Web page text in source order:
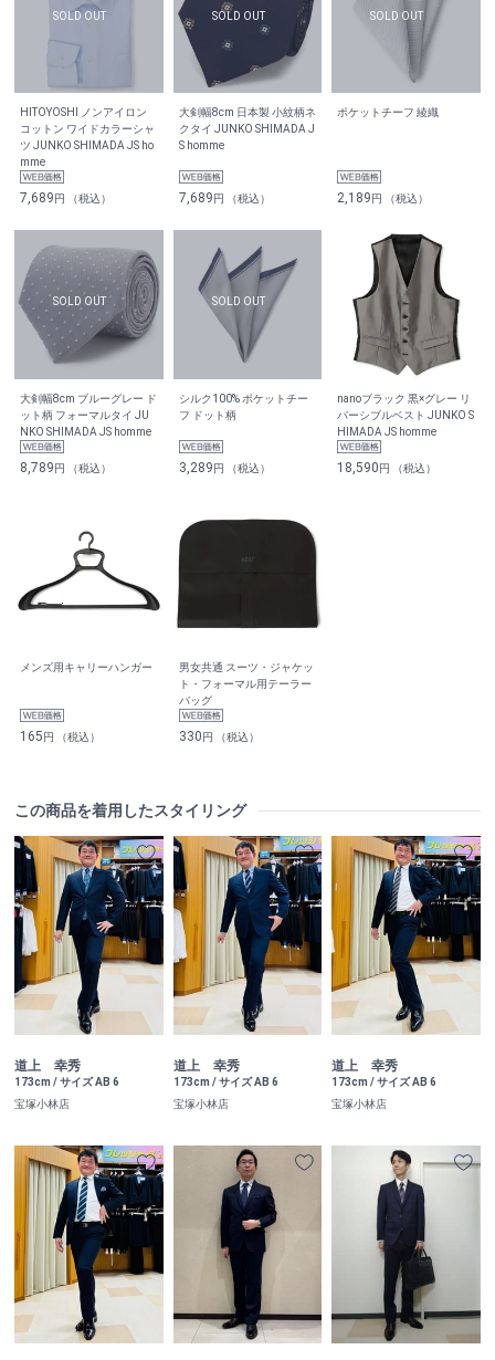
HITOYOSHI ノンアイロン
コットン ワイドカラーシャ
ツ JUNKO SHIMADA JS ho
mme
7,689円 （税込）
大剣幅8cm 日本製 小紋柄ネ
クタイ JUNKO SHIMADA J
S homme
7,689円 （税込）
ポケットチーフ 綾織
2,189円 （税込）
大剣幅8cm ブルーグレー ド
ット柄 フォーマルタイ JU
NKO SHIMADA JS homme
8,789円 （税込）
シルク100% ポケットチー
フ ドット柄
3,289円 （税込）
nanoブラック 黒×グレー リ
バーシブルベスト JUNKO S
HIMADA JS homme
18,590円 （税込）
メンズ用キャリーハンガー
165円 （税込）
男女共通 スーツ・ジャケッ
ト・フォーマル用テーラー
バッグ
330円 （税込）
この商品を着用したスタイリング
道上 幸秀
173cm / サイズ AB 6
宝塚小林店
道上 幸秀
173cm / サイズ AB 6
宝塚小林店
道上 幸秀
173cm / サイズ AB 6
宝塚小林店